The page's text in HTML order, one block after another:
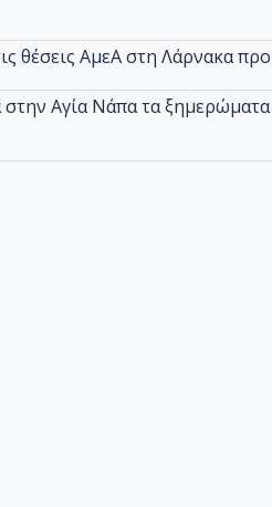
θέσεις ΑμεΑ στη Λάρνακα
Αγία Νάπα τα